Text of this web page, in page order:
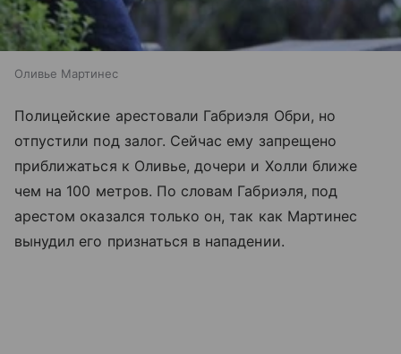
Оливье Мартинес
Полицейские арестовали Габриэля Обри, но
отпустили под залог. Сейчас ему запрещено
приближаться к Оливье, дочери и Холли ближе
чем на 100 метров. По словам Габриэля, под
арестом оказался только он, так как Мартинес
вынудил его признаться в нападении.